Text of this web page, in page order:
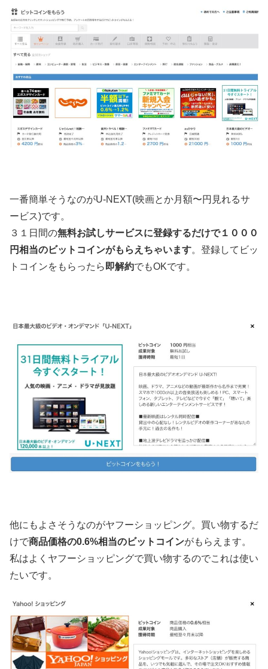
一番簡単そうなのがU-NEXT(映画とか月額〜円見れるサ
ービス)です。
３１日間の無料お試しサービスに登録するだけで１０００
円相当のビットコインがもらえちゃいます。登録してビッ
トコインをもらったら 即解約でもOKです。
他にもよさそうなのがヤフーショッピング。買い物するだ
けで商品価格の0.6%相当のビットコインがもらえます。
私はよくヤフーショッピングで買い物するのでこれは使い
たいです。